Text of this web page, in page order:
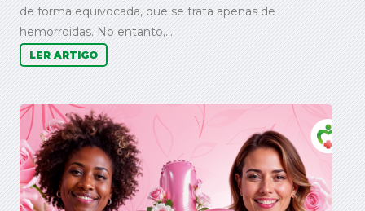
de forma equivocada, que se trata apenas de
hemorroidas. No entanto,...
LER ARTIGO